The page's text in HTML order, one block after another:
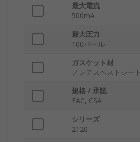
最大電流
500mA
最大圧力
100バール
ガスケット材
ノンアスベストシート
規格 / 承認
EAC, CSA
シリーズ
2120